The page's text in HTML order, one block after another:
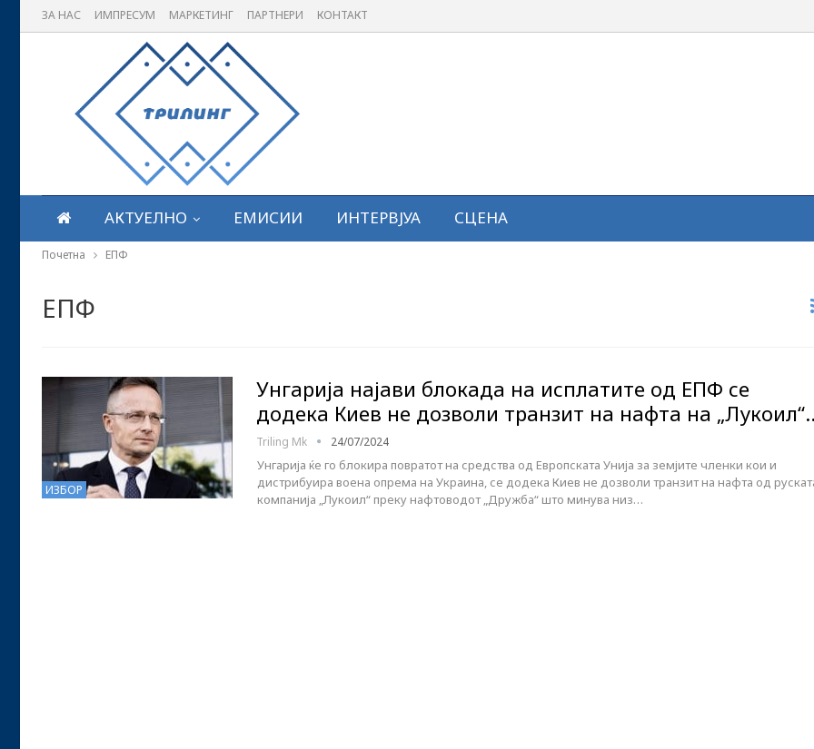
ЗА НАС ИМПРЕСУМ МАРКЕТИНГ ПАРТНЕРИ КОНТАКТ
АКТУЕЛНО ЕМИСИИ ИНТЕРВЈУА СЦЕНА
Почетна ЕПФ
ЕПФ
ИЗБОР
Унгарија најави блокада на исплатите од ЕПФ се
додека Киев не дозволи транзит на нафта на
Triling Mk 24/07/2024
Унгарија ќе го блокира повратот на средства од Европската Унија за земјите членки кои и
дистрибуира воена опрема на Украина, се додека Киев не дозволи транзит на нафта од
компанија „Лукоил“ преку нафтоводот „Дружба“ што минува низ…